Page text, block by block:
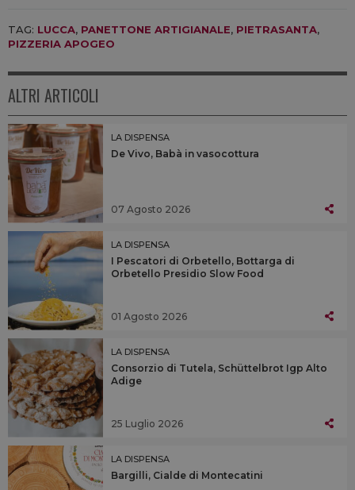
TAG: LUCCA, PANETTONE ARTIGIANALE, PIETRASANTA,
PIZZERIA APOGEO
ALTRI ARTICOLI
LA DISPENSA
De Vivo, Babà in vasocottura
07 Agosto 2026
LA DISPENSA
I Pescatori di Orbetello, Bottarga di
Orbetello Presidio Slow Food
01 Agosto 2026
LA DISPENSA
Consorzio di Tutela, Schüttelbrot Igp Alto
Adige
25 Luglio 2026
LA DISPENSA
Bargilli, Cialde di Montecatini